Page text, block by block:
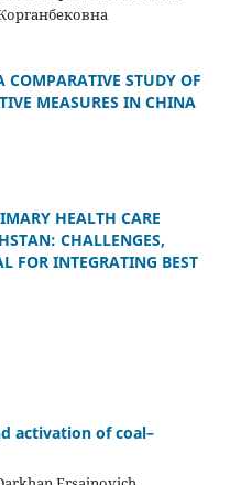
COMPARATIVE STUDY OF
MEASURES IN CHINA
HEALTH CARE
CHALLENGES,
FOR INTEGRATING BEST
activation of coal–